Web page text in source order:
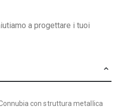
a progettare i tuoi
con struttura metallica